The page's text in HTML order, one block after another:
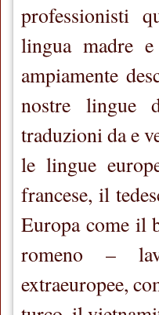
professionisti
lingua madre
ampiamente
nostre lingue
traduzioni da e
le lingue
francese, il
Europa come il
romeno –
extraeuropee,